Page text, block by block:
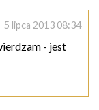
5 lipca 2013 08:34
- jest